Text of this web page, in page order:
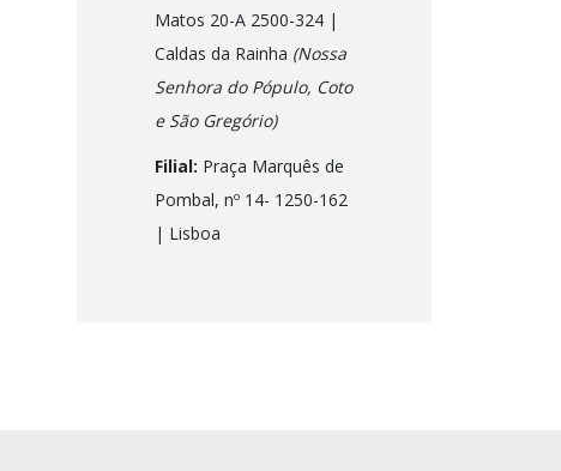
Matos 20-A 2500-324 |
Caldas da Rainha (Nossa
Senhora do Pópulo, Coto
e São Gregório)
Filial: Praça Marquês de
Pombal, nº 14- 1250-162
| Lisboa